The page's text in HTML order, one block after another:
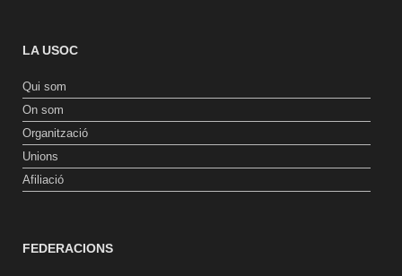
LA USOC
Qui som
On som
Organització
Unions
Afiliació
FEDERACIONS